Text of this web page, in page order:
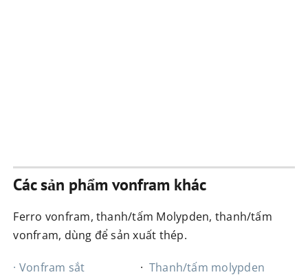
Các sản phẩm vonfram khác
Ferro vonfram, thanh/tấm Molypden, thanh/tấm
vonfram, dùng để sản xuất thép.
· Vonfram sắt · Thanh/tấm molypden